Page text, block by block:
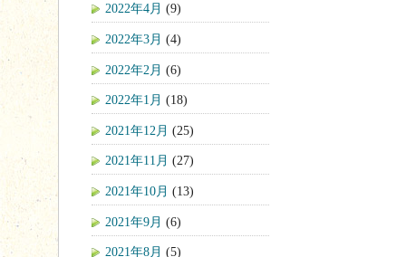
2022年4月 (9)
2022年3月 (4)
2022年2月 (6)
2022年1月 (18)
2021年12月 (25)
2021年11月 (27)
2021年10月 (13)
2021年9月 (6)
2021年8月 (5)